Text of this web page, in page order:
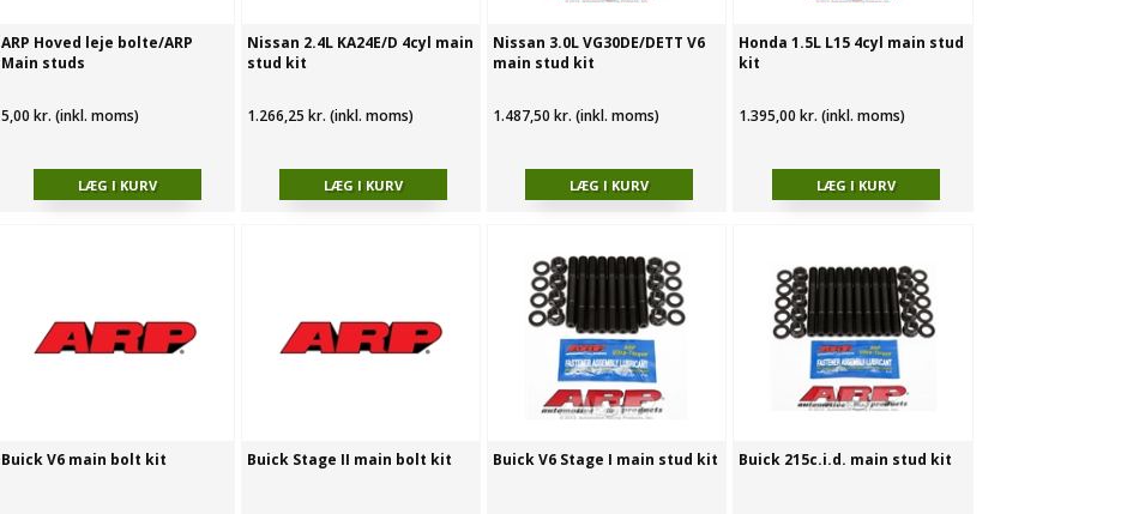
ARP Hoved leje bolte/ARP
Main studs
5,00 kr. (inkl. moms)
Nissan 2.4L KA24E/D 4cyl main
stud kit
1.266,25 kr. (inkl. moms)
Nissan 3.0L VG30DE/DETT V6
main stud kit
1.487,50 kr. (inkl. moms)
Honda 1.5L L15 4cyl main stud
kit
1.395,00 kr. (inkl. moms)
Buick V6 main bolt kit Buick Stage II main bolt kit Buick V6 Stage I main stud kit Buick 215c.i.d. main stud kit